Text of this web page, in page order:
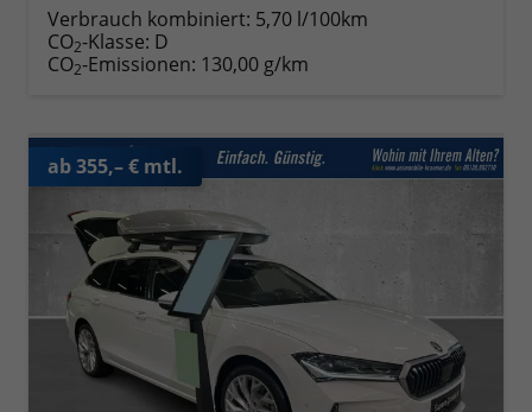
Verbrauch kombiniert: 5,70 l/100km
CO2-Klasse: D
CO2-Emissionen: 130,00 g/km
ab 355,– € mtl.